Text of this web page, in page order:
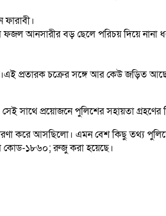
আনসারীর বড় ছেলে পরিচয় দিয়ে নানা
প্রতারক চক্রের সঙ্গে আর কেউ জড়িত আছে
সাথে প্রয়োজনে পুলিশের সহায়তা গ্রহণের
করে আসছিলো। এমন বেশ কিছু তথ্য
কোড-১৮৬০; রুজু করা হয়েছে।